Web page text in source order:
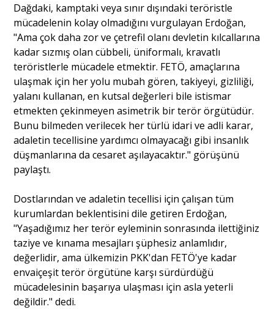
Dağdaki, kamptaki veya sınır dışındaki teröristle
mücadelenin kolay olmadığını vurgulayan Erdoğan,
"Ama çok daha zor ve çetrefil olanı devletin kılcallarına
kadar sızmış olan cübbeli, üniformalı, kravatlı
teröristlerle mücadele etmektir. FETÖ, amaçlarına
ulaşmak için her yolu mubah gören, takiyeyi, gizliliği,
yalanı kullanan, en kutsal değerleri bile istismar
etmekten çekinmeyen asimetrik bir terör örgütüdür.
Bunu bilmeden verilecek her türlü idari ve adli karar,
adaletin tecellisine yardımcı olmayacağı gibi insanlık
düşmanlarına da cesaret aşılayacaktır." görüşünü
paylaştı.
Dostlarından ve adaletin tecellisi için çalışan tüm
kurumlardan beklentisini dile getiren Erdoğan,
"Yaşadığımız her terör eyleminin sonrasında ilettiğiniz
taziye ve kınama mesajları şüphesiz anlamlıdır,
değerlidir, ama ülkemizin PKK'dan FETÖ'ye kadar
envaiçeşit terör örgütüne karşı sürdürdüğü
mücadelesinin başarıya ulaşması için asla yeterli
değildir." dedi.